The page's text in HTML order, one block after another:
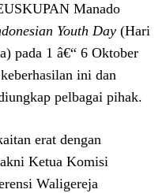
Manado
Youth Day (Hari
pada 1 â€“ 6 Oktober
ini dan
pelbagai pihak.
erat dengan
Ketua Komisi
Waligereja